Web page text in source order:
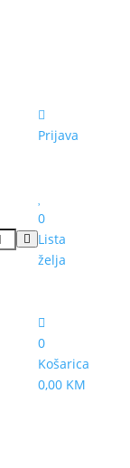
Prijava
0
Lista
želja
0
Košarica
0,00 KM